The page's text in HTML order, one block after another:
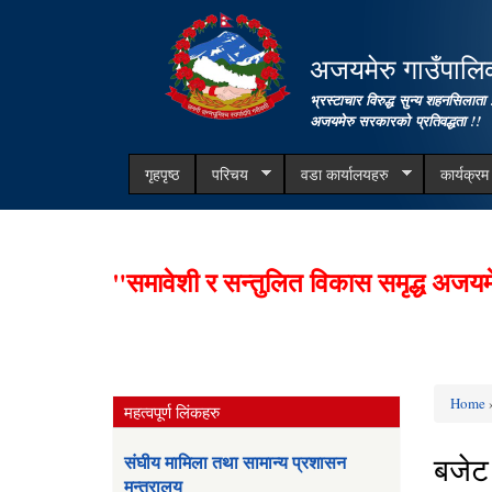
अजयमेरु
भ्रस्टाचार विरुद्ध सुन्य शहनसिलाता
अजयमेरु सरकारको प्रतिवद्धता !!
गृहपृष्ठ परिचय वडा कार्यालयहरु
"समावेशी र सन्तुलित विकास समृद्ध
महत्वपूर्ण लिंकहरु
संघीय मामिला तथा सामान्य प्रशासन
मन्त्रालय
Home
बजेट